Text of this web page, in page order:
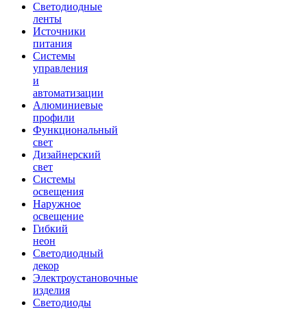
Светодиодные
ленты
Источники
питания
Системы
управления
и
автоматизации
Алюминиевые
профили
Функциональный
свет
Дизайнерский
свет
Системы
освещения
Наружное
освещение
Гибкий
неон
Светодиодный
декор
Электроустановочные
изделия
Светодиоды